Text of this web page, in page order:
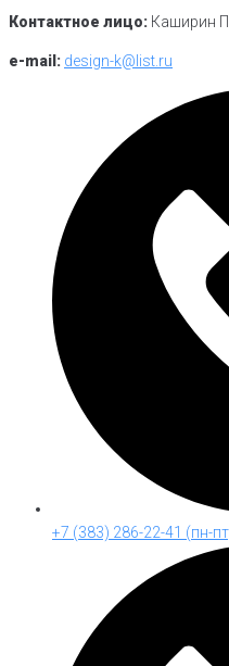
Контактное лицо: Каширин
e-mail: design-k@list.ru
+7 (383) 286-22-41 (пн-